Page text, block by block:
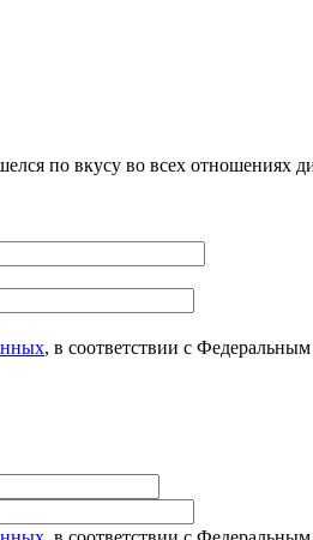
по вкусу во всех отношениях
, в соответствии с